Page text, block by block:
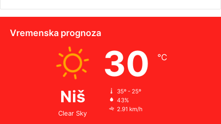
Vremenska prognoza
Niš
Clear Sky
30 ℃
35º - 25º
43%
2.91 km/h